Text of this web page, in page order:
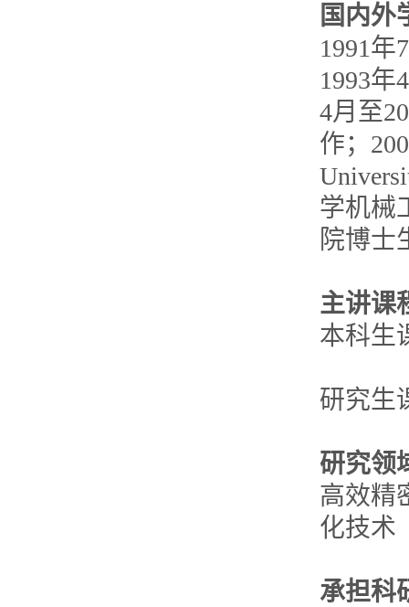
国内外
1991
1993年
4月至
作；
学机械
院博士
主讲课
本科生
研究生
研究领
高效精
化技术
承担科